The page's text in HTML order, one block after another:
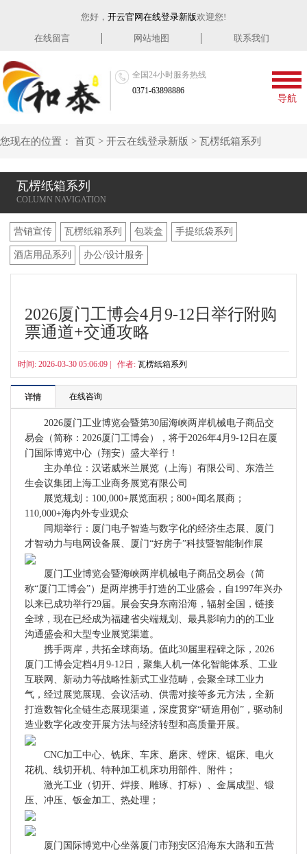
您好， 开云官网在线登录新版欢迎您!
在线留言 网站地图 联系我们
全国24小时服务热线
0371-63898886
导航
您现在的位置： 首页 > 开云在线登录新版 > 瓦楞纸箱系列
瓦楞纸箱系列
营销宣传 瓦楞纸箱系列 包装盒 手提纸袋系列
酒店用品系列 办公/设计服务
2026厦门工博会4月9-12日举行附购
票通道+交通攻略
时间: 2026-03-30 05:06:09 | 作者: 瓦楞纸箱系列
详情 在线咨询
2026厦门工业博览会暨第30届海峡两岸机械电子商品交
易会（简称：2026厦门工博会），将于2026年4月9-12日在厦
门国际博览中心（翔安）盛大举行！
主办单位：汉诺威米兰展览（上海）有限公司、东浩兰
生会议集团上海工业商务展览有限公司
展览规划：100,000+展览面积；800+闻名展商；
110,000+海内外专业观众
同期举行：厦门电子智造与数字化的经济生态展、厦门
才智动力与电网设备展、厦门“好房子”科技暨智能制作展
厦门工业博览会暨海峡两岸机械电子商品交易会（简
称“厦门工博会”）是两岸携手打造的工业盛会，自1997年兴办
以来已成功举行29届。展会安身东南沿海，辐射全国，链接
全球，现在已经成为福建省尖端规划、最具影响力的的工业
沟通盛会和大型专业展览渠道。
携手两岸，共拓全球商场。值此30届里程碑之际，2026
厦门工博会定档4月9-12日，聚集人机一体化智能体系、工业
互联网、新动力等战略性新式工业范畴，会聚全球工业力
气，经过展览展现、会议活动、供需对接等多元方法，全新
打造数智化全链生态展现渠道，深度贯穿“研造用创”，驱动制
造业数字化改变开展方法与经济转型和高质量开展。
CNC加工中心、铣床、车床、磨床、镗床、锯床、电火
花机、线切开机、特种加工机床功用部件、附件；
激光工业（切开、焊接、雕琢、打标）、金属成型、锻
压、冲压、钣金加工、热处理；
厦门国际博览中心坐落厦门市翔安区沿海东大路和五营